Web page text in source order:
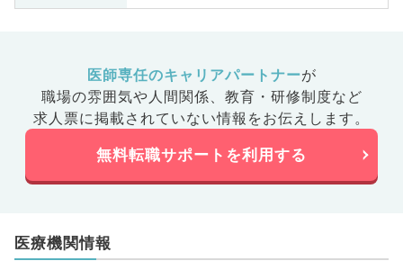
医師専任のキャリアパートナーが
職場の雰囲気や人間関係、 教育・研修制度など
求人票に掲載されていない情報をお伝えします。
無料転職サポートを利用する
医療機関情報